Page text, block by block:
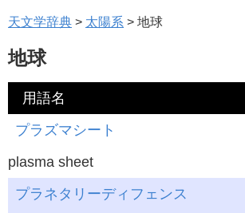
天文学辞典 > 太陽系 > 地球
地球
用語名
英語
学習レ
プラズマシート
plasma sheet
プラネタリーディフェンス